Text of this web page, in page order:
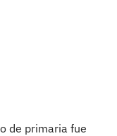
de primaria fue